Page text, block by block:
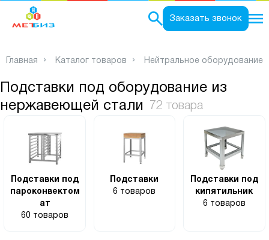
Заказать звонок
Главная Каталог товаров Нейтральное оборудование
Подставки под оборудование из
нержавеющей стали
72 товара
Подставки под
пароконвектом
ат
60 товаров
Подставки
6 товаров
Подставки под
кипятильник
6 товаров